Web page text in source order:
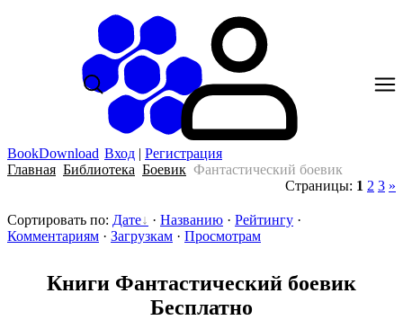
BookDownload Вход | Регистрация
Главная Библиотека Боевик Фантастический боевик
Страницы: 1 2 3 »
Сортировать по: Дате · Названию · Рейтингу ·
Комментариям · Загрузкам · Просмотрам
Книги Фантастический боевик
Бесплатно